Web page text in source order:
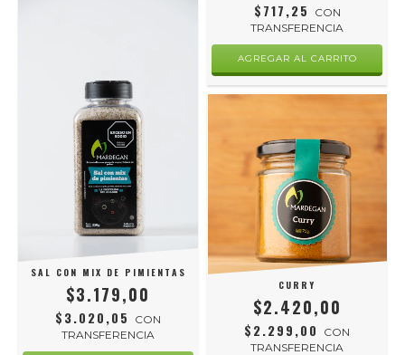
$717,25
CON
TRANSFERENCIA
SAL CON MIX DE PIMIENTAS
$3.179,00
$3.020,05
CON
TRANSFERENCIA
CURRY
$2.420,00
$2.299,00
CON
TRANSFERENCIA